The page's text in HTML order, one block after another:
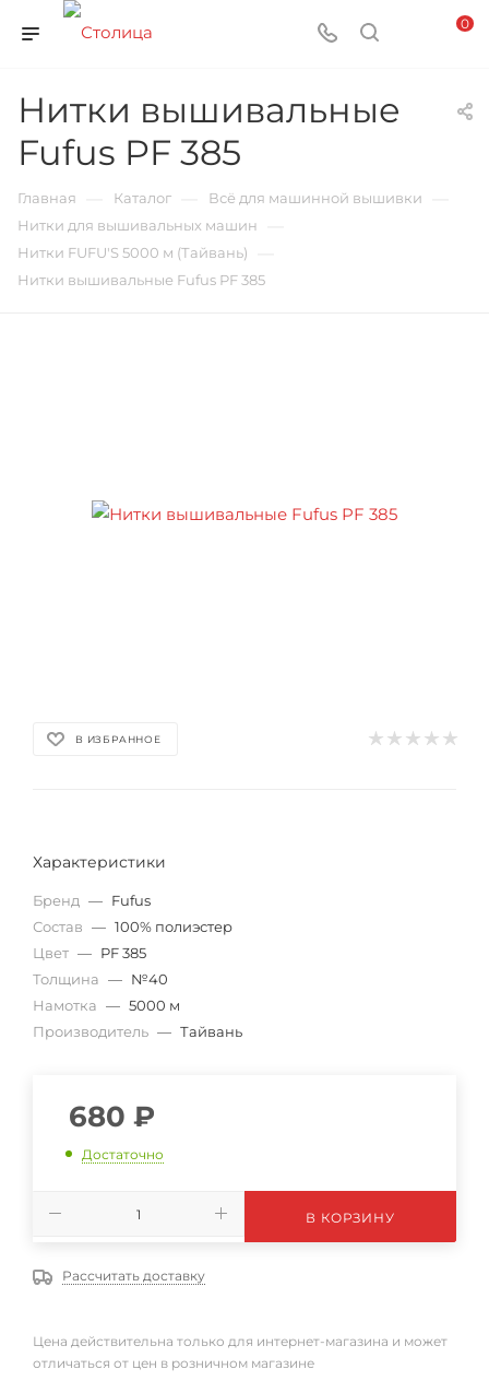
0
Нитки вышивальные
Fufus PF 385
Главная Каталог Всё для машинной вышивки
Нитки для вышивальных машин
Нитки FUFU'S 5000 м (Тайвань)
Нитки вышивальные Fufus PF 385
В ИЗБРАННОЕ
Характеристики
Бренд — Fufus
Состав — 100% полиэстер
Цвет — PF 385
Толщина — №40
Намотка — 5000 м
Производитель — Тайвань
680 ₽
Достаточно
В КОРЗИНУ
Рассчитать доставку
Цена действительна только для интернет-магазина и может
отличаться от цен в розничном магазине